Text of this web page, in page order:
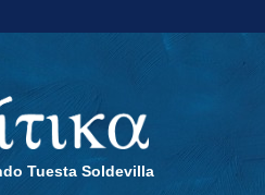
Tuesta Soldevilla